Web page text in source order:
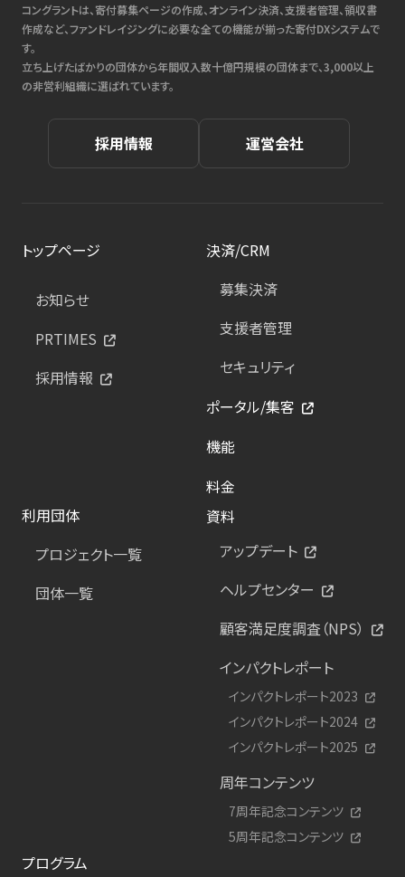
コングラントは、寄付募集ページの作成、オンライン決済、支援者管理、領収書
作成など、ファンドレイジングに必要な全ての機能が揃った寄付DXシステムで
す。
立ち上げたばかりの団体から年間収入数十億円規模の団体まで、3,000以上
の非営利組織に選ばれています。
採用情報 運営会社
トップページ
お知らせ
PRTIMES
採用情報
決済/CRM
募集決済
支援者管理
セキュリティ
ポータル/集客
機能
料金
利用団体
プロジェクト一覧
団体一覧
資料
アップデート
ヘルプセンター
顧客満足度調査（NPS）
インパクトレポート
インパクトレポート2023
インパクトレポート2024
インパクトレポート2025
周年コンテンツ
7周年記念コンテンツ
5周年記念コンテンツ
プログラム